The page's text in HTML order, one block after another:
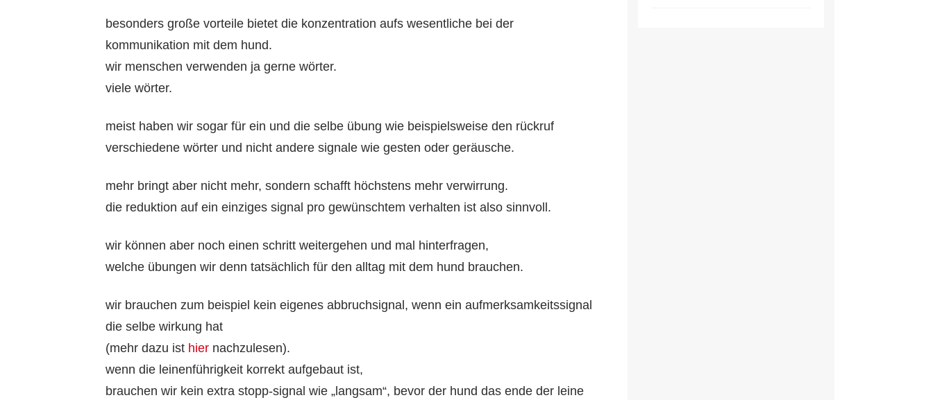
besonders große vorteile bietet die konzentration aufs wesentliche bei der
kommunikation mit dem hund.
wir menschen verwenden ja gerne wörter.
viele wörter.
meist haben wir sogar für ein und die selbe übung wie beispielsweise den rückruf
verschiedene wörter und nicht andere signale wie gesten oder geräusche.
mehr bringt aber nicht mehr, sondern schafft höchstens mehr verwirrung.
die reduktion auf ein einziges signal pro gewünschtem verhalten ist also sinnvoll.
wir können aber noch einen schritt weitergehen und mal hinterfragen,
welche übungen wir denn tatsächlich für den alltag mit dem hund brauchen.
wir brauchen zum beispiel kein eigenes abbruchsignal, wenn ein aufmerksamkeitssignal
die selbe wirkung hat
(mehr dazu ist hier nachzulesen).
wenn die leinenführigkeit korrekt aufgebaut ist,
brauchen wir kein extra stopp-signal wie „langsam“, bevor der hund das ende der leine